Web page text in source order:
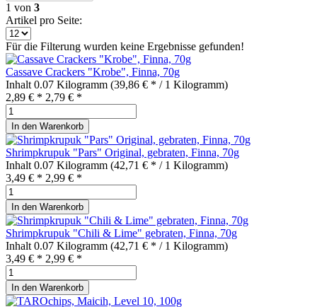
1 von 3
Artikel pro Seite:
Für die Filterung wurden keine Ergebnisse gefunden!
Cassave Crackers "Krobe", Finna, 70g
Inhalt 0.07 Kilogramm (39,86 € * / 1 Kilogramm)
2,89 € * 2,79 € *
In den Warenkorb
Shrimpkrupuk "Pars" Original, gebraten, Finna, 70g
Inhalt 0.07 Kilogramm (42,71 € * / 1 Kilogramm)
3,49 € * 2,99 € *
In den Warenkorb
Shrimpkrupuk "Chili & Lime" gebraten, Finna, 70g
Inhalt 0.07 Kilogramm (42,71 € * / 1 Kilogramm)
3,49 € * 2,99 € *
In den Warenkorb